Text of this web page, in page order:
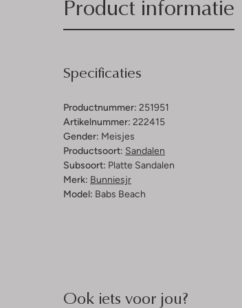
Product informatie
Specificaties
Productnummer: 251951
Artikelnummer: 222415
Gender: Meisjes
Productsoort: Sandalen
Subsoort: Platte Sandalen
Merk: Bunniesjr
Model: Babs Beach
Ook iets voor jou?